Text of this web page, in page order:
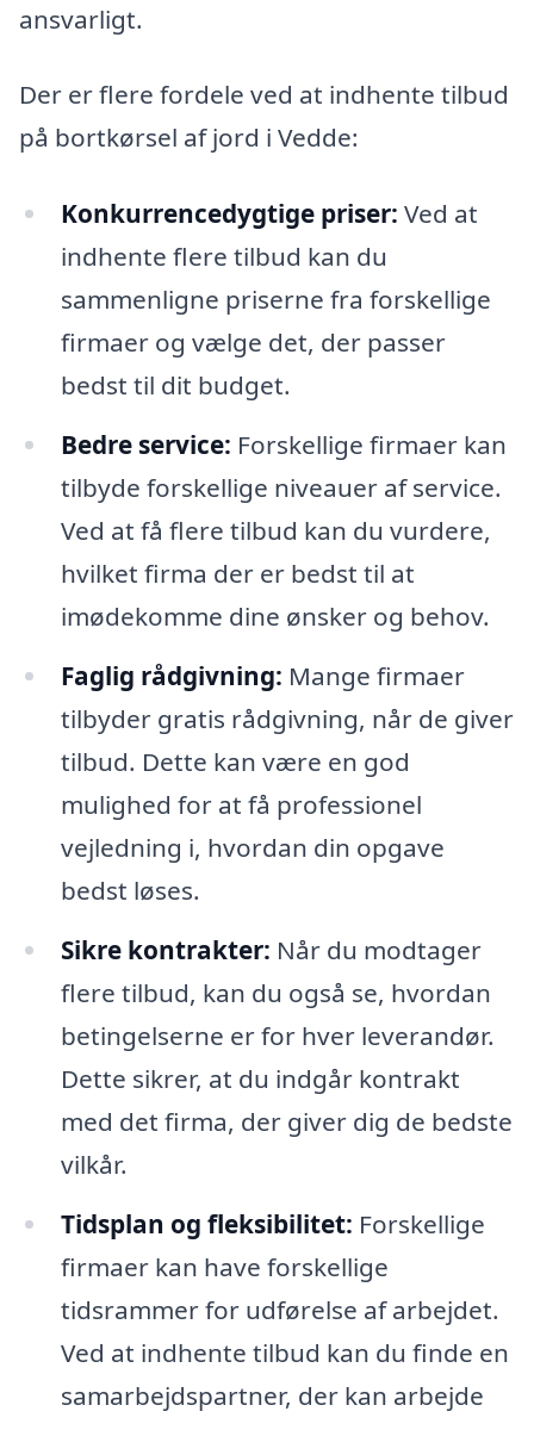
ansvarligt.
Der er flere fordele ved at indhente tilbud
på bortkørsel af jord i Vedde:
Konkurrencedygtige priser: Ved at
indhente flere tilbud kan du
sammenligne priserne fra forskellige
firmaer og vælge det, der passer
bedst til dit budget.
Bedre service: Forskellige firmaer kan
tilbyde forskellige niveauer af service.
Ved at få flere tilbud kan du vurdere,
hvilket firma der er bedst til at
imødekomme dine ønsker og behov.
Faglig rådgivning: Mange firmaer
tilbyder gratis rådgivning, når de giver
tilbud. Dette kan være en god
mulighed for at få professionel
vejledning i, hvordan din opgave
bedst løses.
Sikre kontrakter: Når du modtager
flere tilbud, kan du også se, hvordan
betingelserne er for hver leverandør.
Dette sikrer, at du indgår kontrakt
med det firma, der giver dig de bedste
vilkår.
Tidsplan og fleksibilitet: Forskellige
firmaer kan have forskellige
tidsrammer for udførelse af arbejdet.
Ved at indhente tilbud kan du finde en
samarbejdspartner, der kan arbejde